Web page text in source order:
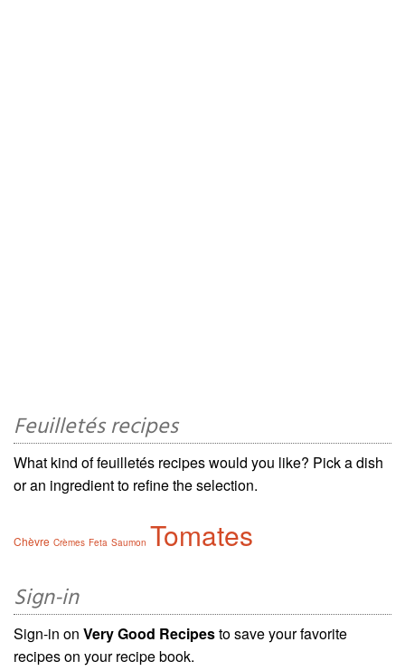
Feuilletés recipes
What kind of feuilletés recipes would you like? Pick a dish
or an ingredient to refine the selection.
Chèvre Crèmes Feta Saumon Tomates
Sign-in
Sign-in on Very Good Recipesto save your favorite
recipes on your recipe book.